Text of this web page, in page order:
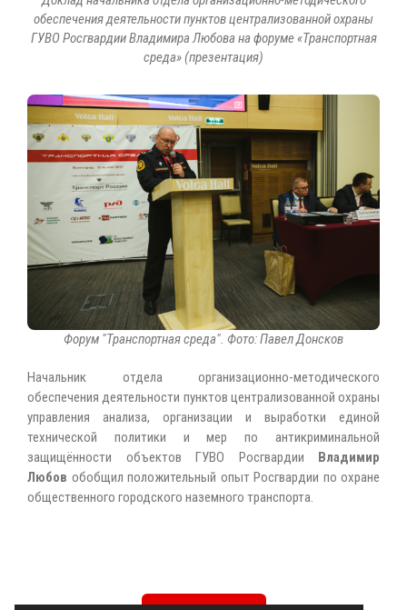
обеспечения деятельности пунктов централизованной охраны
ГУВО Росгвардии Владимира Любова на форуме «Транспортная
среда» (презентация)
Форум "Транспортная среда". Фото: Павел Донсков
Начальник отдела организационно-методического
обеспечения деятельности пунктов централизованной охраны
управления анализа, организации и выработки единой
технической политики и мер по антикриминальной
защищённости объектов ГУВО Росгвардии Владимир
Любов обобщил положительный опыт Росгвардии по охране
общественного городского наземного транспорта.